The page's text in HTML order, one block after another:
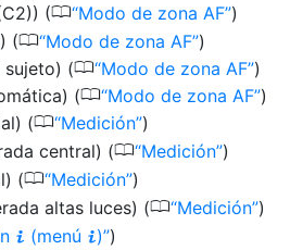
(0 Modo de zona AF )
(0 Modo de zona AF )
sujeto) (0 Modo de zona AF )
(0 Modo de zona AF )
(0 Medición )
central) (0 Medición )
(0 Medición )
altas luces) (0 Medición )
i (menú i) )